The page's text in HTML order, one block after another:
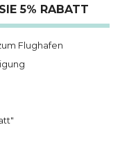
5% RABATT
Flughafen